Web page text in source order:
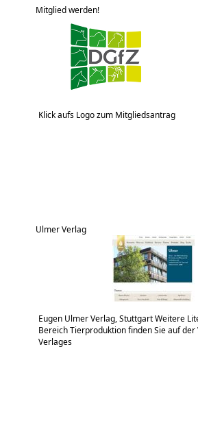
Mitglied werden!
Klick aufs Logo zum Mitgliedsantrag
Ulmer Verlag
Eugen Ulmer Verlag, Stuttgart Weitere
Bereich Tierproduktion finden Sie auf der
Verlages